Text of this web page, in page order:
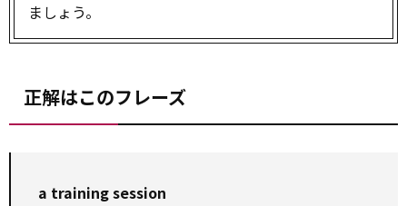
ましょう。
正解はこのフレーズ
a training session